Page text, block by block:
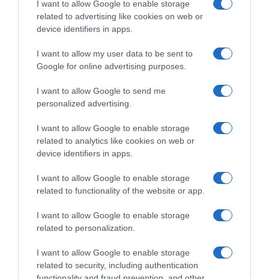
I want to allow Google to enable storage
related to advertising like cookies on web or
device identifiers in apps.
I want to allow my user data to be sent to
Google for online advertising purposes.
I want to allow Google to send me
personalized advertising.
I want to allow Google to enable storage
related to analytics like cookies on web or
device identifiers in apps.
I want to allow Google to enable storage
related to functionality of the website or app.
I want to allow Google to enable storage
related to personalization.
I want to allow Google to enable storage
related to security, including authentication
LIFESTYLE
LIFESTYLE
δημιούργησαν τηλεφωνική γραμμή…